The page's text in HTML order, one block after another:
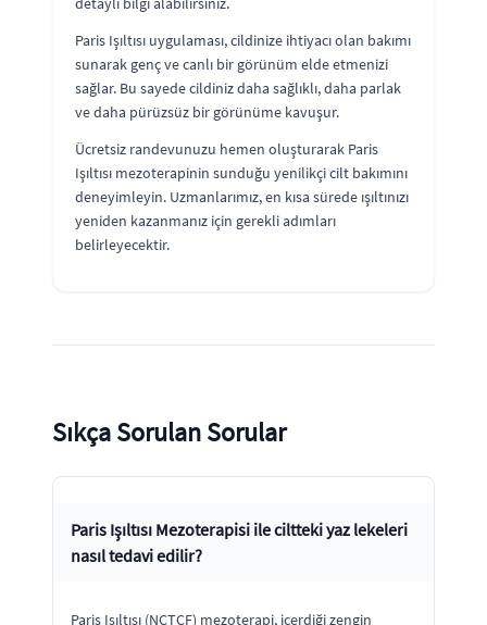
Paris Işıltısı uygulaması, cildinize ihtiyacı olan bakımı
sunarak genç ve canlı bir görünüm elde etmenizi
sağlar. Bu sayede cildiniz daha sağlıklı, daha parlak
ve daha pürüzsüz bir görünüme kavuşur.
Ücretsiz randevunuzu hemen oluşturarak Paris
Işıltısı mezoterapinin sunduğu yenilikçi cilt bakımını
deneyimleyin. Uzmanlarımız, en kısa sürede ışıltınızı
yeniden kazanmanız için gerekli adımları
belirleyecektir.
Sıkça Sorulan Sorular
Paris Işıltısı Mezoterapisi ile ciltteki yaz lekeleri
nasıl tedavi edilir?
Paris Işıltısı (NCTCF) mezoterapi, içerdiği zengin